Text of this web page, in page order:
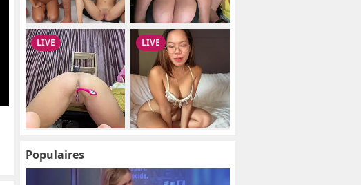
Populaires